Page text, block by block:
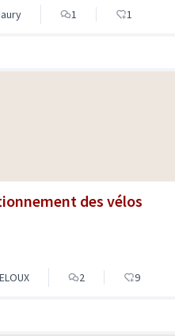
1 1
des vélos
2 9